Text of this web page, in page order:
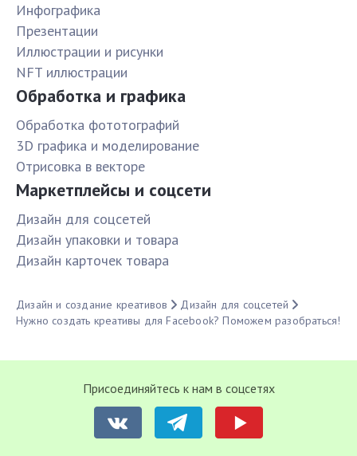
Инфографика
Презентации
Иллюстрации и рисунки
NFT иллюстрации
Обработка и графика
Обработка фототографий
3D графика и моделирование
Отрисовка в векторе
Маркетплейсы и соцсети
Дизайн для соцсетей
Дизайн упаковки и товара
Дизайн карточек товара
Дизайн и создание креативов
Дизайн для соцсетей
Нужно создать креативы для Facebook? Поможем разобраться!
Присоединяйтесь к нам в соцсетях